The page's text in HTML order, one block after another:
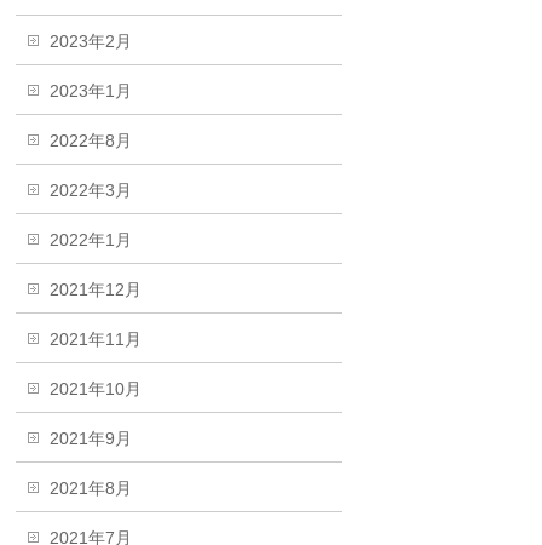
2023年2月
2023年1月
2022年8月
2022年3月
2022年1月
2021年12月
2021年11月
2021年10月
2021年9月
2021年8月
2021年7月